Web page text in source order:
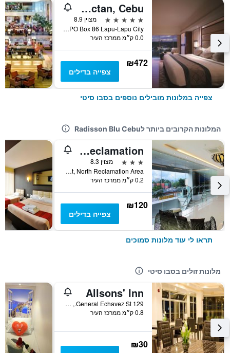
Shangri-La Mactan, Cebu
5 כוכבים
מצוין 8.9
Punta Engano Road PO Box 86 Lapu-Lapu City, סבו סיטי, פיליפינים
0.0 ק״מ ממרכז העיר
₪472
צפייה בדילים
צפייה במלונות מובילים נוספים בסבו סיטי
המלונות הקרובים ביותר לRadisson Blu Cebu
Bayfront Hotel Cebu North Reclamation
3 כוכבים
מצוין 8.3
Kaohsiung Street, North Reclamation Area, סבו סיטי, פיליפינים
0.2 ק״מ ממרכז העיר
₪120
צפייה בדילים
תראו לי עוד מלונות סמוכים
מלונות זולים בסבו סיטי
Allsons' Inn
129 General Echavez St., סבו סיטי, פיליפינים
0.8 ק״מ ממרכז העיר
₪30